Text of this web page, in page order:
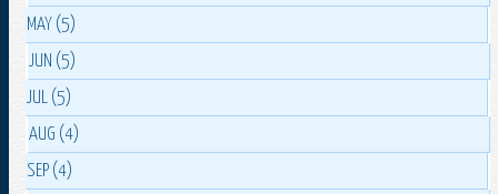
MAY (5)
JUN (5)
JUL (5)
AUG (4)
SEP (4)